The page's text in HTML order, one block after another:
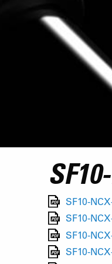
SF10-
SF10-
SF10-
SF10-